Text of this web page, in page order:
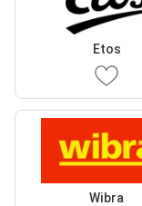
Etos
Wibra